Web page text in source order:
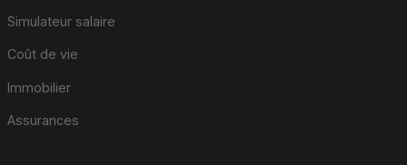
Simulateur salaire
Coût de vie
Immobilier
Assurances